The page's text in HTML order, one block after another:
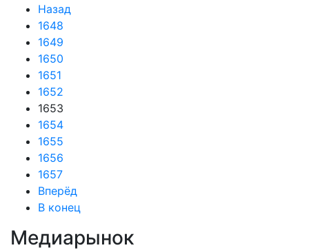
Назад
1648
1649
1650
1651
1652
1653
1654
1655
1656
1657
Вперёд
В конец
Медиарынок